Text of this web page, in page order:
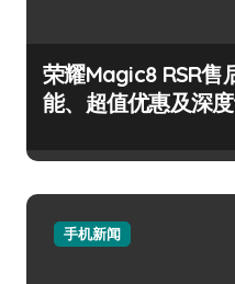
荣耀Magic8 RSR售
能、超值优惠及深
手机新闻